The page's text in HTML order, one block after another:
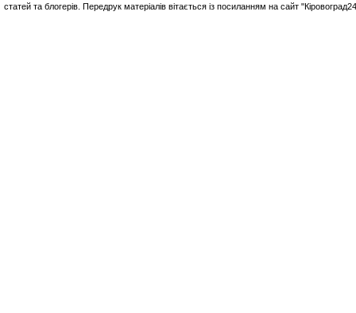
статей та блогерів. Передрук матеріалів вітається із посиланням на сайт